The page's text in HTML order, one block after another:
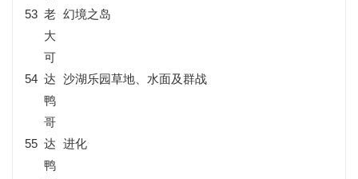
53 老
大
幻境之岛
54
可
达
鸭
沙湖乐园草地、水面及群战
55
哥
达
鸭
进化